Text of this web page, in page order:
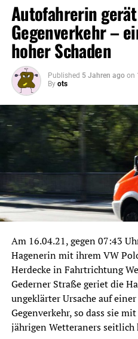
Autofahrerin
Gegenverkehr –
hoher Schaden
Published 5 Jahren ago on
By ots
Am 16.04.21, gegen 07:43
Hagenerin mit ihrem VW
Herdecke in Fahrtrichtung
Gederner Straße geriet die
ungeklärter Ursache auf
Gegenverkehr, so dass sie
jährigen Wetteraners